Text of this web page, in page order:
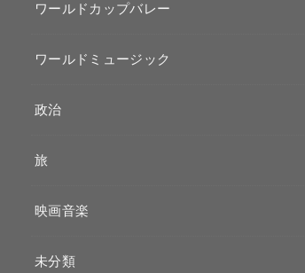
ワールドカップバレー
ワールドミュージック
政治
旅
映画音楽
未分類